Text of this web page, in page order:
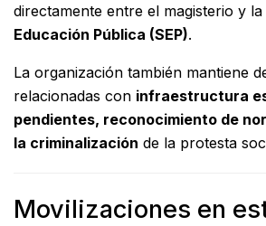
directamente entre el magisterio y la
Educación Pública (SEP).
La organización también mantiene
relacionadas con infraestructura
pendientes, reconocimiento de
la criminalización de la protesta
Movilizaciones en